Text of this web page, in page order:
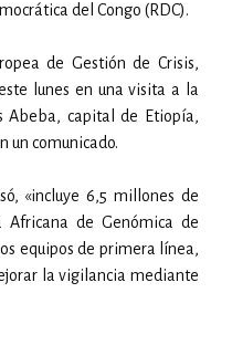
del Congo (RDC).
de Gestión de Crisis,
lunes en una visita a la
Abeba, capital de Etiopía,
un comunicado.
«incluye 6,5 millones de
de Genómica de
equipos de primera línea,
la vigilancia mediante